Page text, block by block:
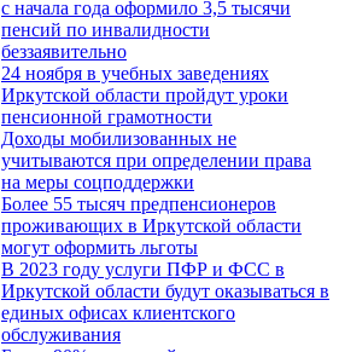
с начала года оформило 3,5 тысячи
пенсий по инвалидности
беззаявительно
24 ноября в учебных заведениях
Иркутской области пройдут уроки
пенсионной грамотности
Доходы мобилизованных не
учитываются при определении права
на меры соцподдержки
Более 55 тысяч предпенсионеров
проживающих в Иркутской области
могут оформить льготы
В 2023 году услуги ПФР и ФСС в
Иркутской области будут оказываться в
единых офисах клиентского
обслуживания